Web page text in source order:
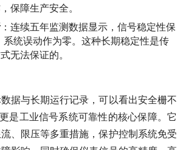
保障生产安全。
：连续五年监测数据显示，信号稳定性保
统误动作为零。这种长期稳定性是传
无法保证的。
与长期运行记录，可以看出安全栅不
是工业信号系统可靠性的核心保障。它
、限压等多重措施，保护控制系统免受